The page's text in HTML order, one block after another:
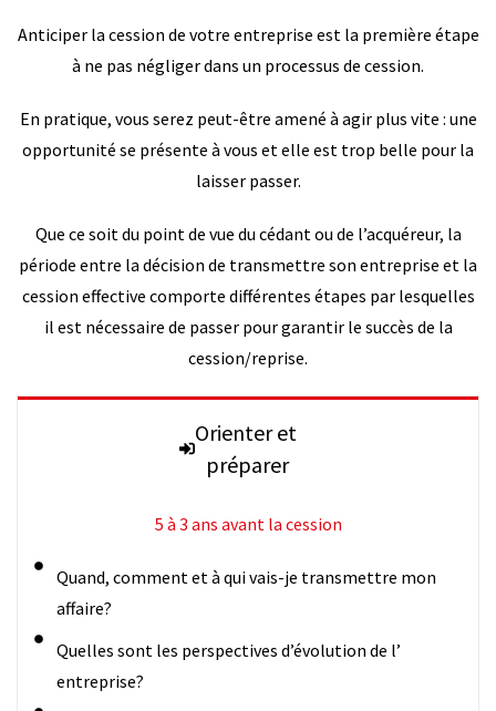
Anticiper la cession de votre entreprise est la première étape
à ne pas négliger dans un processus de cession.
En pratique, vous serez peut-être amené à agir plus vite : une
opportunité se présente à vous et elle est trop belle pour la
laisser passer.
Que ce soit du point de vue du cédant ou de l’acquéreur, la
période entre la décision de transmettre son entreprise et la
cession effective comporte différentes étapes par lesquelles
il est nécessaire de passer pour garantir le succès de la
cession/reprise.
Orienter et
préparer
5 à 3 ans avant la cession
Quand, comment et à qui vais-je transmettre mon
affaire?
Quelles sont les perspectives d’évolution de l’
entreprise?